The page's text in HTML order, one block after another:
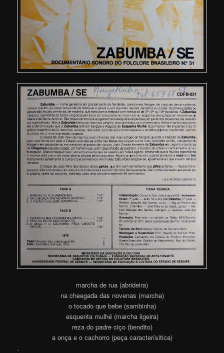
marcha de rua (abrideira)
na cheegada das novenas (marcha)
o tocado que bebe (sambinha)
esquenta mulhé (marcha ligeira)
reza do padre ciço (bendito)
a onça e o cachorro (peça caracterísitica)
.